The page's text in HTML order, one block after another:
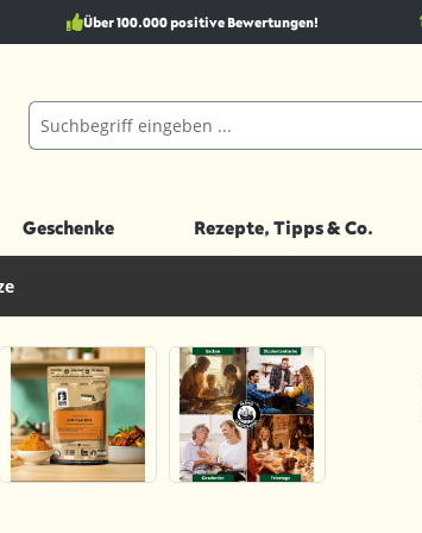
Über 100.000 positive Bewertungen!
Geschenke Rezepte, Tipps & Co.